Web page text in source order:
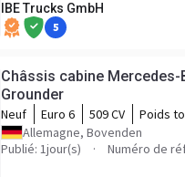
IBE Trucks GmbH
5
Châssis cabine Mercedes-
Grounder
Neuf Euro 6 509 CV Poids
Allemagne, Bovenden
Publié: 1jour(s)
Numéro de